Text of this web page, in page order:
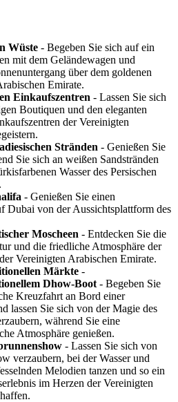
Wüste - Begeben Sie sich auf ein
mit dem Geländewagen und
über dem goldenen
Emirate.
Einkaufszentren - Lassen Sie sich
Boutiquen und den eleganten
der Vereinigten
Stränden - Genießen Sie
Sie sich an weißen Sandstränden
Wasser des Persischen
- Genießen Sie einen
Dubai von der Aussichtsplattform des
Moscheen - Entdecken Sie die
und die friedliche Atmosphäre der
Vereinigten Arabischen Emirate.
Märkte -
Dhow-Boot - Begeben Sie
Kreuzfahrt an Bord einer
lassen Sie sich von der Magie des
während Sie eine
Atmosphäre genießen.
- Lassen Sie sich von
verzaubern, bei der Wasser und
Melodien tanzen und so ein
im Herzen der Vereinigten